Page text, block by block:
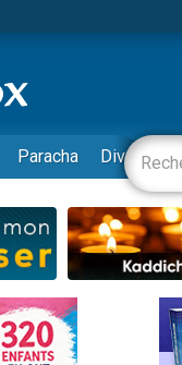
les Enfants
insalubre
Paracha